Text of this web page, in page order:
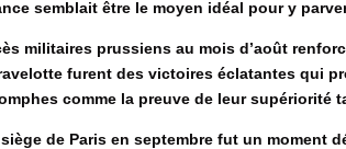
semblait être le moyen idéal pour y
militaires prussiens au mois d’août
furent des victoires éclatantes qui
comme la preuve de leur supériorité
siège de Paris en septembre fut un